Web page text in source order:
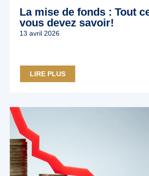
La mise de fonds : Tout
vous devez savoir!
13 avril 2026
LIRE PLUS